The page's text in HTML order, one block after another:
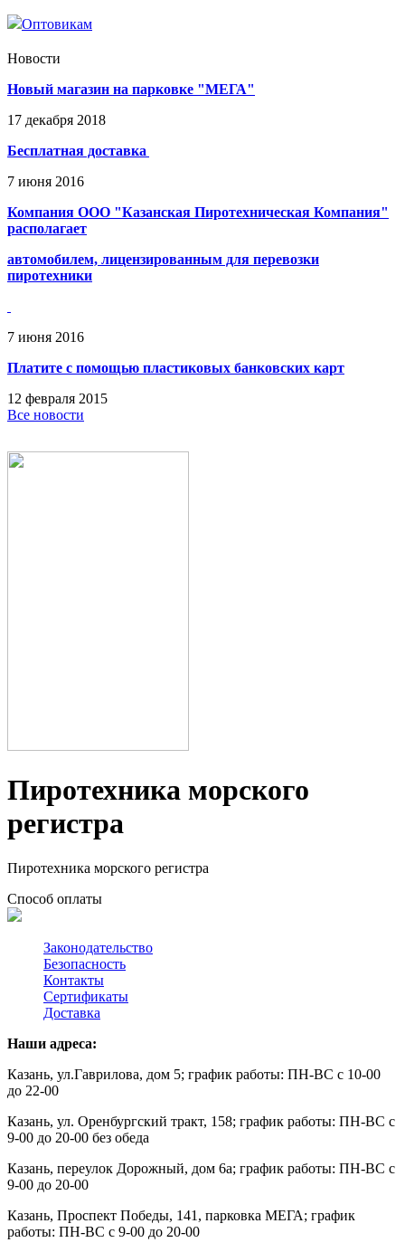
Оптовикам
Новости
Новый магазин на парковке "МЕГА"
17 декабря 2018
Бесплатная доставка
7 июня 2016
Компания ООО "Казанская Пиротехническая Компания"
располагает
автомобилем, лицензированным для перевозки
пиротехники
7 июня 2016
Платите с помощью пластиковых банковских карт
12 февраля 2015
Все новости
Пиротехника морского
регистра
Пиротехника морского регистра
Способ оплаты
Законодательство
Безопасность
Контакты
Сертификаты
Доставка
Наши адреса:
Казань, ул.Гаврилова, дом 5; график работы: ПН-ВС с 10-00
до 22-00
Казань, ул. Оренбургский тракт, 158; график работы: ПН-ВС с
9-00 до 20-00 без обеда
Казань, переулок Дорожный, дом 6а; график работы: ПН-ВС с
9-00 до 20-00
Казань, Проспект Победы, 141, парковка МЕГА; график
работы: ПН-ВС с 9-00 до 20-00